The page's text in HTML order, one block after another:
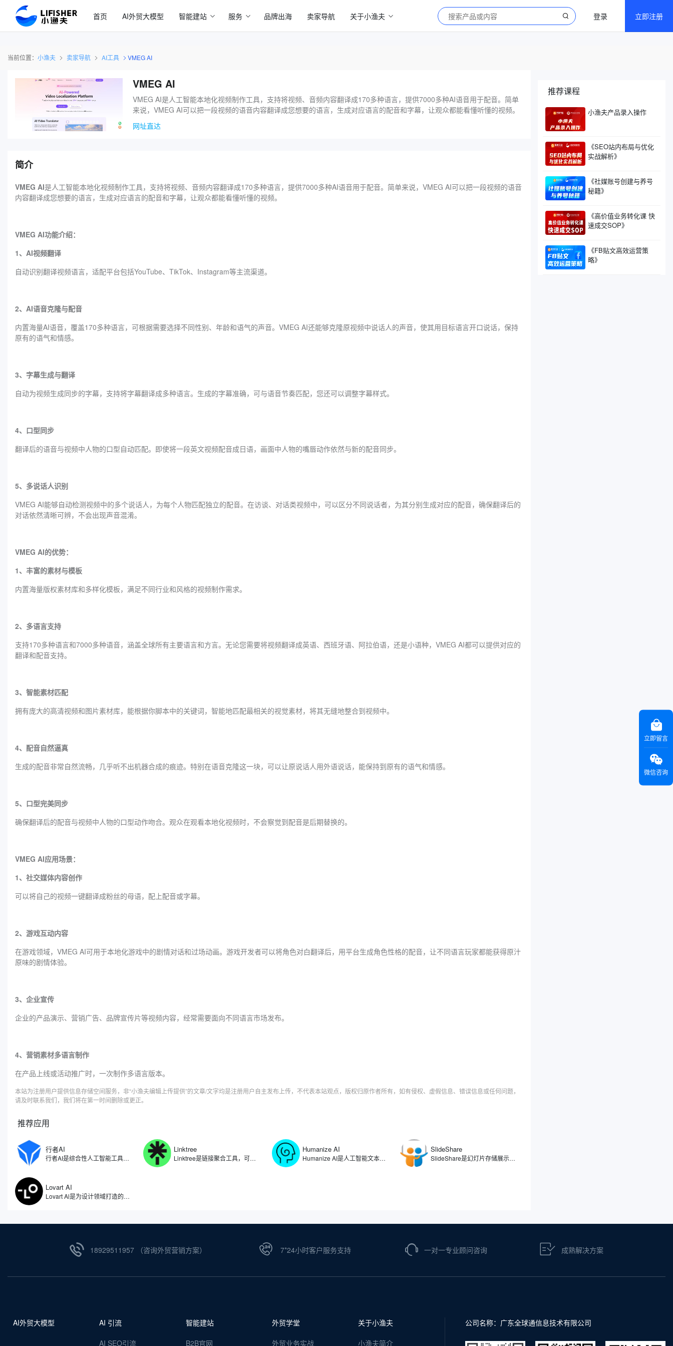
首页 AI外贸大模型 智能建站 服务 品牌出海 卖家导航 关于小渔夫 登录 立即注册
当前位置： 小渔夫 卖家导航 AI工具 VMEG AI
VMEG AI
VMEG AI是人工智能本地化视频制作工具，支持将视频、音频内容翻译成170多种语言，提供7000多种AI语音用于配音。简单
来说，VMEG AI可以把一段视频的语音内容翻译成您想要的语言，生成对应语言的配音和字幕，让观众都能看懂听懂的视频。
网址直达
简介
VMEG AI是人工智能本地化视频制作工具，支持将视频、音频内容翻译成170多种语言，提供7000多种AI语音用于配音。简单来说，VMEG AI可以把一段视频的语音
内容翻译成您想要的语言，生成对应语言的配音和字幕，让观众都能看懂听懂的视频。
VMEG AI功能介绍：
1、AI视频翻译
自动识别翻译视频语言，适配平台包括YouTube、TikTok、Instagram等主流渠道。
2、AI语音克隆与配音
内置海量AI语音，覆盖170多种语言，可根据需要选择不同性别、年龄和语气的声音。VMEG AI还能够克隆原视频中说话人的声音，使其用目标语言开口说话，保持
原有的语气和情感。
3、字幕生成与翻译
自动为视频生成同步的字幕，支持将字幕翻译成多种语言。生成的字幕准确，可与语音节奏匹配，您还可以调整字幕样式。
4、口型同步
翻译后的语音与视频中人物的口型自动匹配。即使将一段英文视频配音成日语，画面中人物的嘴唇动作依然与新的配音同步。
5、多说话人识别
VMEG AI能够自动检测视频中的多个说话人，为每个人物匹配独立的配音。在访谈、对话类视频中，可以区分不同说话者，为其分别生成对应的配音，确保翻译后的
对话依然清晰可辨，不会出现声音混淆。
VMEG AI的优势：
1、丰富的素材与模板
内置海量版权素材库和多样化模板，满足不同行业和风格的视频制作需求。
2、多语言支持
支持170多种语言和7000多种语音，涵盖全球所有主要语言和方言。无论您需要将视频翻译成英语、西班牙语、阿拉伯语，还是小语种，VMEG AI都可以提供对应的
翻译和配音支持。
3、智能素材匹配
拥有庞大的高清视频和图片素材库，能根据你脚本中的关键词，智能地匹配最相关的视觉素材，将其无缝地整合到视频中。
4、配音自然逼真
生成的配音非常自然流畅，几乎听不出机器合成的痕迹。特别在语音克隆这一块，可以让原说话人用外语说话，能保持到原有的语气和情感。
5、口型完美同步
确保翻译后的配音与视频中人物的口型动作吻合。观众在观看本地化视频时，不会察觉到配音是后期替换的。
VMEG AI应用场景：
1、社交媒体内容创作
可以将自己的视频一键翻译成粉丝的母语，配上配音或字幕。
2、游戏互动内容
在游戏领域，VMEG AI可用于本地化游戏中的剧情对话和过场动画。游戏开发者可以将角色对白翻译后，用平台生成角色性格的配音，让不同语言玩家都能获得原汁
原味的剧情体验。
3、企业宣传
企业的产品演示、营销广告、品牌宣传片等视频内容，经常需要面向不同语言市场发布。
4、营销素材多语言制作
在产品上线或活动推广时，一次制作多语言版本。
本站为注册用户提供信息存储空间服务，非“小渔夫编辑上传提供”的文章/文字均是注册用户自主发布上传，不代表本站观点，版权归原作者所有，如有侵权、虚假信息、错误信息或任何问题，
请及时联系我们，我们将在第一时间删除或更正。
推荐应用
行者AI
行者AI是综合性人工智能工具，专注于人工智能在游戏、文娱等领域的研究和应用场景拓展。利用自研算法开发了一系列AI产品与解决方案，包括了AI智能体、AI安全、AI美术、AI音乐等多项产品，行者AI能够让游戏行业乃至内容创作的从业者能够尽量节省生产的时间，把更多精力放在创意本身。
Linktree
Linktree是链接聚合工具，可以在用户的社交媒体个人资料中提供一个可点击链接列表，让用户将自己的个人资料、文章、产品、项目等链接整合在一个页面上，方便粉丝和客户一键访问。通过使用Linktree，可满足用户在多个社交平台统一管理分享内容的需求，简化了用户在不同社交媒体平台更新链接的复杂过程。
Humanize AI
Humanize AI是人工智能文本转换工具，可将人工智能生成的内容转化为自然流畅的人类写作，生成能够绕过各种AI检测工具的文本。Humanize AI通过算法重构文本结构、调整表达方式，有效消除AI生成的机械化痕迹，帮助用户规避内容检测系统的识别，确保文本在可读性和自然度上达到更高的标准。
SlideShare
SlideShare是幻灯片存储展示分享平台，专注于幻灯片分享，用户可上传、浏览、下载及分享各类幻灯片、文档、信息图表等内容，覆盖教育、商业、科技等领域。此外，SlideShare不仅支持多种文件格式，还提供社交功能，方便用户之间的学习交流和内容传播。
Lovart AI
Lovart Al是为设计领域打造的人工智能体，被誉为全球首个设计智能体。因此不仅仅是一个图像生成工具，更像是一位全天候的智能设计助手，能够理解用户需求，自动拆解设计任务，从创意构思到成品输出，实现全流程自动化。无论是设计师、品牌主还是内容创作者，都能通过自然语言与Lovart AI对话，获得视觉效果设计。
推荐课程
小渔夫产品录入操作
《SEO站内布局与优化
实战解析》
《社媒账号创建与养号
秘籍》
《高价值业务转化课 快
速成交SOP》
《FB贴文高效运营策
略》
18929511957 （咨询外贸营销方案） 7*24小时客户服务支持 一对一专业顾问咨询 成熟解决方案
AI外贸大模型 AI 引流
AI SEO引流
智能建站
B2B官网
外贸学堂
外贸业务实战
关于小渔夫
小渔夫简介
公司名称：广东全球通信息技术有限公司
立即留言
微信咨询